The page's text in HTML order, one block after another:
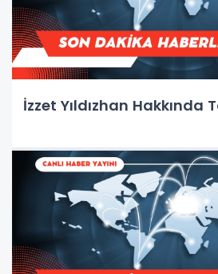
İzzet Yıldızhan Hakkında